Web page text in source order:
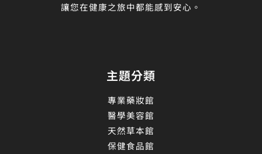
讓您在健康之旅中都能感到安心。
主題分類
專業藥妝館
醫學美容館
天然草本館
保健食品館